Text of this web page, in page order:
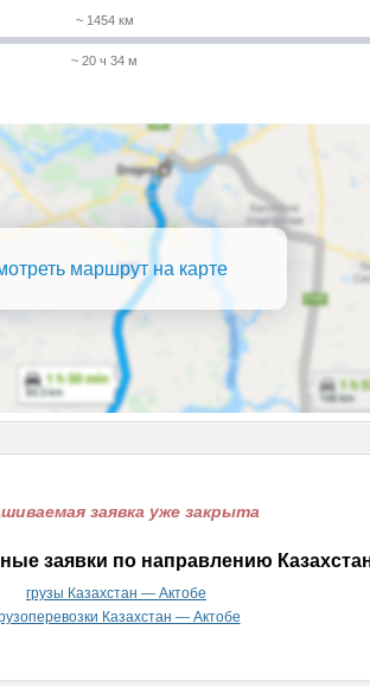
~ 1454 км
~ 20 ч 34 м
маршрут на карте
заявка уже закрыта
заявки по направлению
грузы Казахстан — Актобе
Казахстан — Актобе